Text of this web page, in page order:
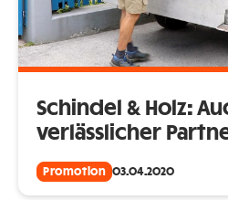
Schindel & Holz:
verlässlicher
Promotion 03.04.2020